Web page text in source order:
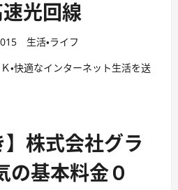
光回線
生活・ライフ
・快適なインターネット生活を送
】株式会社グラ
の基本料金０